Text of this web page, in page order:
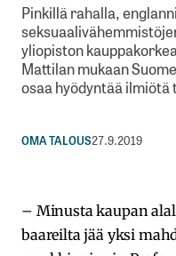
Pinkillä rahalla,
yliopiston
Mattilan mukaan
osaa hyödyntää ilmiötä
OMA TALOUS27.9.2019
– Minusta kaupan
baareilta jää yksi